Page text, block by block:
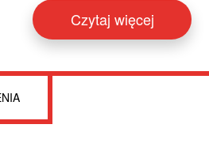
Czytaj więcej